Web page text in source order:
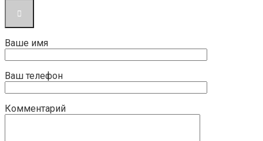
Ваше имя
Ваш телефон
Комментарий